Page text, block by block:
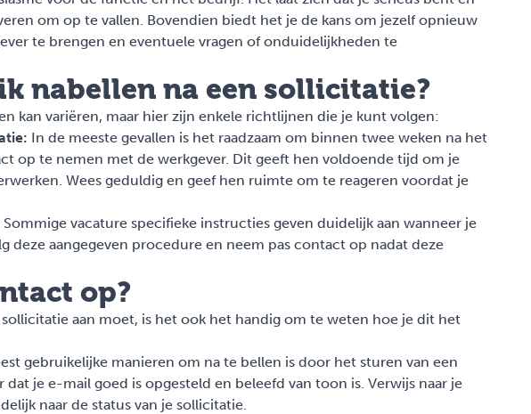
om op te vallen. Bovendien biedt het je de kans om jezelf opnieuw
te brengen en eventuele vragen of onduidelijkheden te
nabellen na een sollicitatie?
kan variëren, maar hier zijn enkele richtlijnen die je kunt volgen:
In de meeste gevallen is het raadzaam om binnen twee weken na het
op te nemen met de werkgever. Dit geeft hen voldoende tijd om je
Wees geduldig en geef hen ruimte om te reageren voordat je
Sommige vacature specifieke instructies geven duidelijk aan wanneer je
deze aangegeven procedure en neem pas contact op nadat deze
op?
aan moet, is het ook het handig om te weten hoe je dit het
gebruikelijke manieren om na te bellen is door het sturen van een
je e-mail goed is opgesteld en beleefd van toon is. Verwijs naar je
naar de status van je sollicitatie.